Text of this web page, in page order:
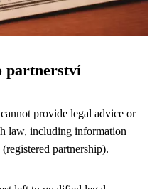
partnerství
provide legal advice or
law, including information
partnership).